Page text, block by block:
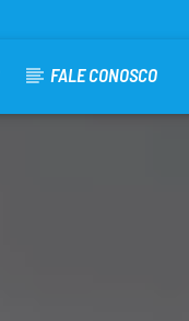
FALE CONOSCO